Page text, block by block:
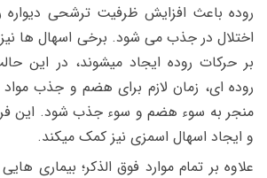
روده باعث افزایش ظرفیت ترشحی
اختلال در جذب می شود. برخی اسهال ها نیز
بر حرکات روده ایجاد میشوند، در این
روده ای، زمان لازم برای هضم و جذب
منجر به سوء هضم و سوء جذب شود. این
و ایجاد اسهال اسمزی نیز کمک میکند.
علاوه بر تمام موارد فوق الذکر؛ بیماری